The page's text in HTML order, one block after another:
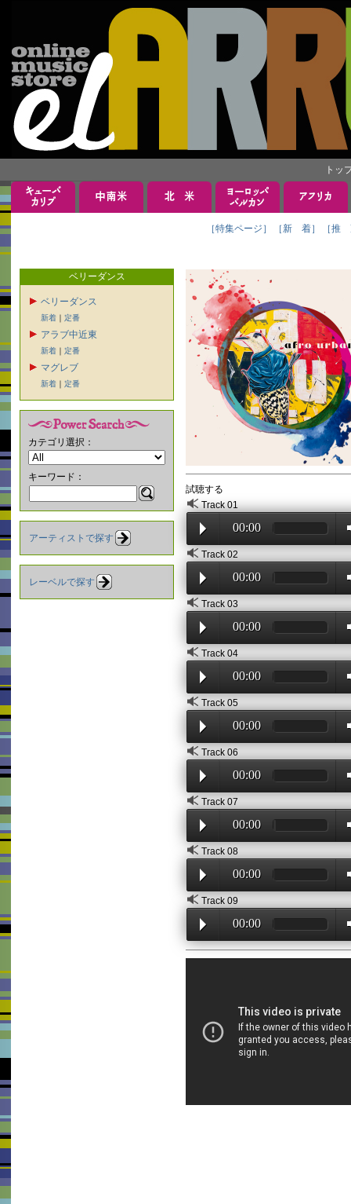
トッ
［特集ページ］ ［新 着］ ［推
ベリーダンス
ベリーダンス
新着 ｜ 定番
アラブ中近東
新着 ｜ 定番
マグレブ
新着 ｜ 定番
カテゴリ選択：
キーワード：
アーティストで探す
レーベルで探す
試聴する
Track 01
00:00
Track 02
00:00
Track 03
00:00
Track 04
00:00
Track 05
00:00
Track 06
00:00
Track 07
00:00
Track 08
00:00
Track 09
00:00